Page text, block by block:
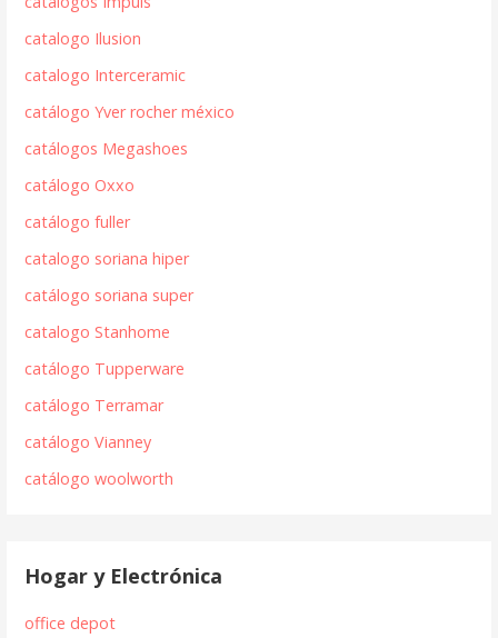
catalogo Ilusion
catalogo Interceramic
catálogo Yver rocher méxico
catálogos Megashoes
catálogo Oxxo
catálogo fuller
catalogo soriana hiper
catálogo soriana super
catalogo Stanhome
catálogo Tupperware
catálogo Terramar
catálogo Vianney
catálogo woolworth
Hogar y Electrónica
office depot